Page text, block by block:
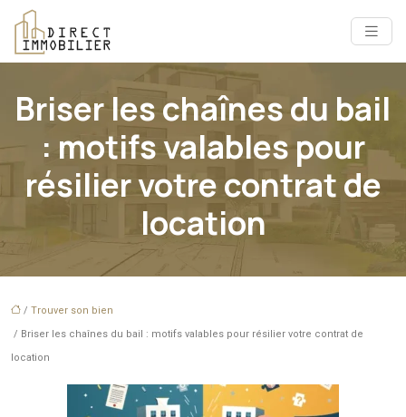
Briser les chaînes du bail
: motifs valables pour
résilier votre contrat de
location
/ Trouver son bien
/ Briser les chaînes du bail : motifs valables pour résilier votre contrat de
location